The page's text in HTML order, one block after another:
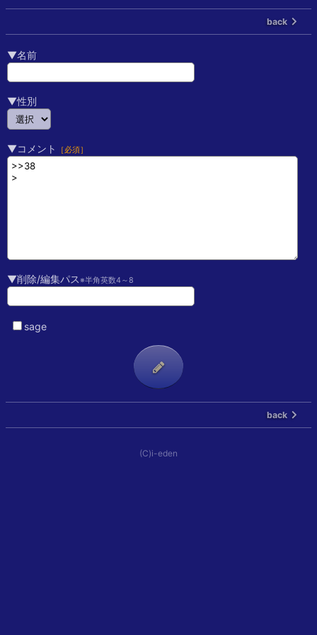
back
▼名前
▼性別
▼コメント ［必須］
▼削除/編集パス※半角英数4～8
sage
back
(C)i-eden